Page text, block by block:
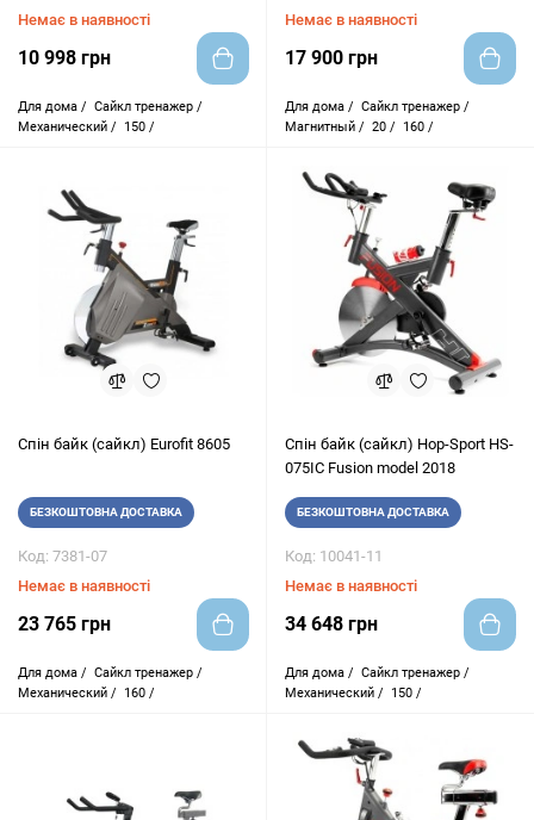
Немає в наявності
10 998 грн
Для дома / Сайкл тренажер /
Механический /
150 /
Немає в наявності
17 900 грн
Для дома / Сайкл тренажер /
Магнитный / 20 / 160 /
Cпін байк (сайкл) Eurofit 8605
БЕЗКОШТОВНА ДОСТАВКА
Код: 7381-07
Немає в наявності
23 765 грн
Для дома / Сайкл тренажер /
Механический /
160 /
Cпін байк (сайкл) Hop-Sport HS-
075IC Fusion model 2018
БЕЗКОШТОВНА ДОСТАВКА
Код: 10041-11
Немає в наявності
34 648 грн
Для дома / Сайкл тренажер /
Механический /
150 /